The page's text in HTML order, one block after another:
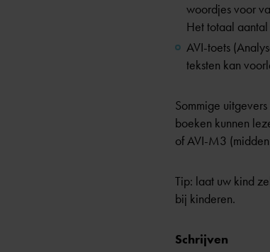
woordjes voor
Het totaal
AVI-toets
teksten kan
Sommige
boeken kunnen
of AVI-M3
Tip: laat uw kind
bij kinderen.
Schrijven